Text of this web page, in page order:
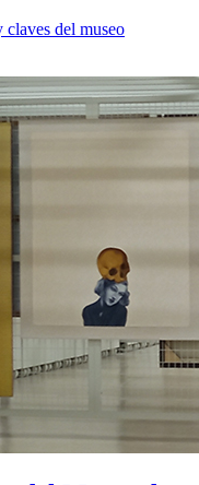
claves del museo